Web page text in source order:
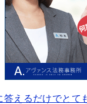
えるだけでとて